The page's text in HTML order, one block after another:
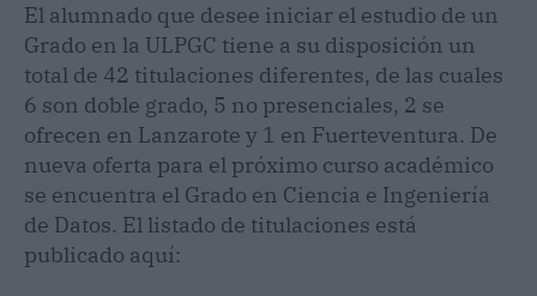
El alumnado que desee iniciar el estudio de un
Grado en la ULPGC tiene a su disposición un
total de 42 titulaciones diferentes, de las cuales
6 son doble grado, 5 no presenciales, 2 se
ofrecen en Lanzarote y 1 en Fuerteventura. De
nueva oferta para el próximo curso académico
se encuentra el Grado en Ciencia e Ingeniería
de Datos. El listado de titulaciones está
publicado aquí: